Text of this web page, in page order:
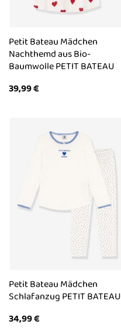
Petit Bateau Mädchen
Nachthemd aus Bio-
Baumwolle PETIT BATEAU
39,99€
Petit Bateau Mädchen
Schlafanzug PETIT BATEAU
34,99€